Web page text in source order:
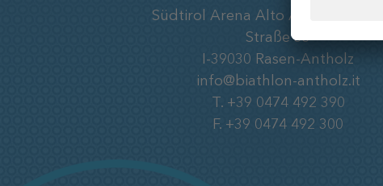
Südtirol Arena Alto Adige,
Straße 33
I-39030 Rasen-Antholz
info@biathlon-antholz.it
T. +39 0474 492 390
F. +39 0474 492 300